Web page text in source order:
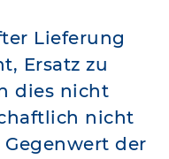
Lieferung
Ersatz zu
dies nicht
nicht
der